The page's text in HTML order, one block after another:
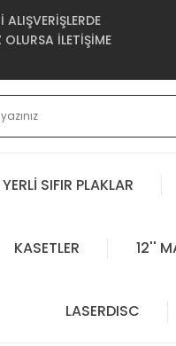
İLETİŞİME
YERLİ SIFIR PLAKLAR
KASETLER 12''
LASERDISC